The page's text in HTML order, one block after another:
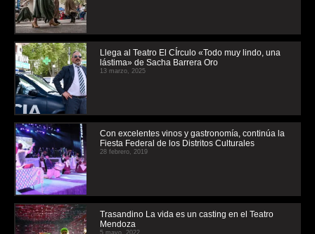
Llega al Teatro El CÍrculo «Todo muy lindo, una
lástima» de Sacha Barrera Oro
13 marzo, 2025
Con excelentes vinos y gastronomía, continúa la
Fiesta Federal de los Distritos Culturales
28 febrero, 2019
Trasandino La vida es un casting en el Teatro
Mendoza
5 mayo, 2022